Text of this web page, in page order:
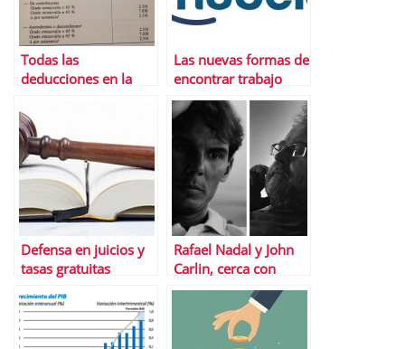
Todas las
deducciones en la
renta 2014
Las nuevas formas de
encontrar trabajo
Defensa en juicios y
tasas gratuitas
Rafael Nadal y John
Carlin, cerca con
Banco Sabadell